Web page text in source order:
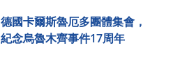
德國卡爾斯魯厄多團體集會，
紀念烏魯木齊事件17周年